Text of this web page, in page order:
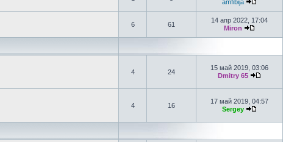
amfibija
6 61
14 апр 2022, 17:04
Miron
4 24
15 май 2019, 03:06
Dmitry 65
4 16
17 май 2019, 04:57
Sergey